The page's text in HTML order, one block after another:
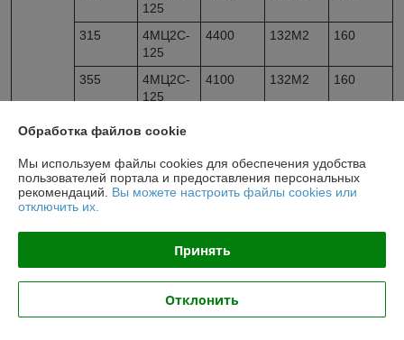
125
315
4МЦ2С-
125
4400 132М2 160
355
4МЦ2С-
125
4100 132М2 160
400
4МЦ2С-
15,0 50
4МЦ2С-
160
160M6 355
56
160
4МЦ2С-
4МЦ2С-
140
Обработка файлов cookie
Мы используем файлы cookies для обеспечения удобства
пользователей портала и предоставления персональных
рекомендаций. Вы можете настроить файлы cookies или
отключить их.
Принять
Отклонить